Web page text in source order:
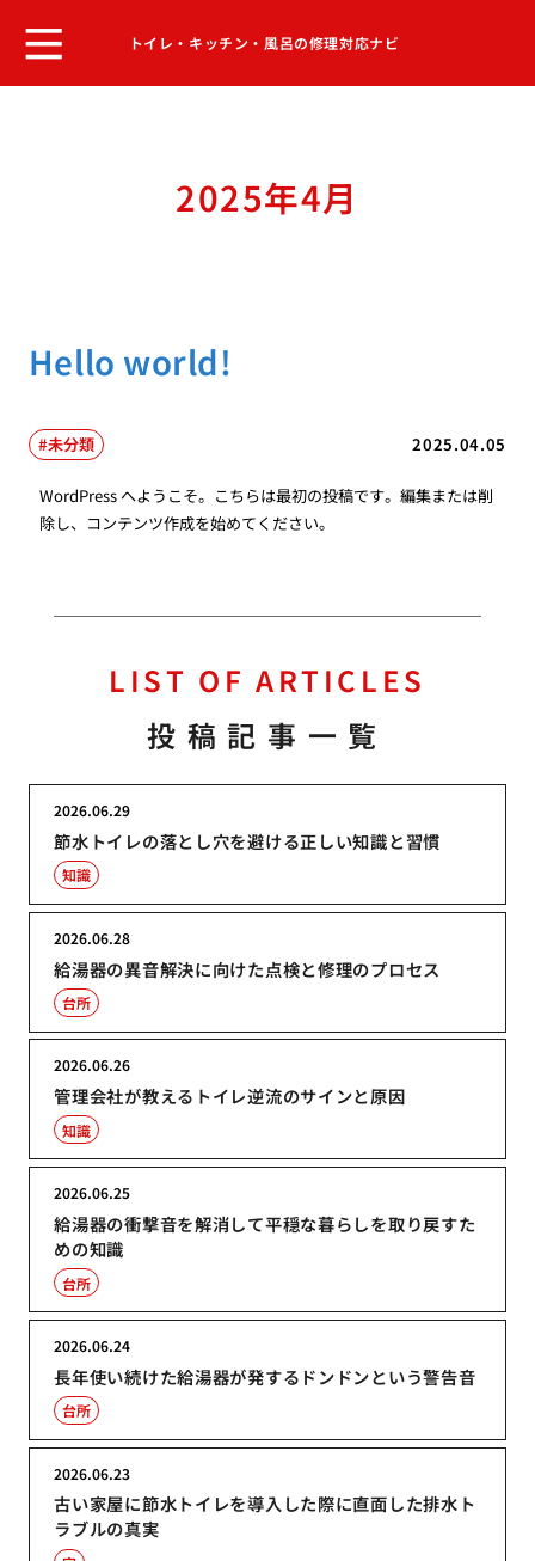
トイレ・キッチン・風呂の修理対応ナビ
2025年4月
Hello world!
2025.04.05
未分類
WordPress へようこそ。こちらは最初の投稿です。編集または削
除し、コンテンツ作成を始めてください。
LIST OF ARTICLES
投稿記事一覧
節水トイレの落とし穴を避ける正しい知識と習慣
2026.06.29
知識
給湯器の異音解決に向けた点検と修理のプロセス
2026.06.28
台所
管理会社が教えるトイレ逆流のサインと原因
2026.06.26
知識
給湯器の衝撃音を解消して平穏な暮らしを取り戻すた
めの知識
2026.06.25
台所
長年使い続けた給湯器が発するドンドンという警告音
2026.06.24
台所
古い家屋に節水トイレを導入した際に直面した排水ト
ラブルの真実
2026.06.23